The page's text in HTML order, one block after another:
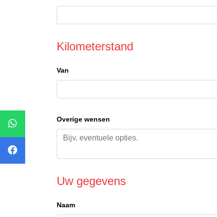
Kilometerstand
Van
Overige wensen
Uw gegevens
Naam